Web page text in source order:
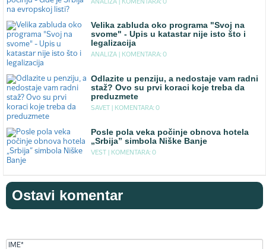
ANALIZA | KOMENTARA: 0
Velika zabluda oko programa "Svoj na
svome" - Upis u katastar nije isto što i
legalizacija
ANALIZA | KOMENTARA: 0
Odlazite u penziju, a nedostaje vam radni
staž? Ovo su prvi koraci koje treba da
preduzmete
SAVET | KOMENTARA: 0
Posle pola veka počinje obnova hotela
„Srbija” simbola Niške Banje
VEST | KOMENTARA: 0
Ostavi komentar